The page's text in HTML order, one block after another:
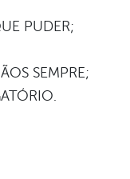
PUDER;
SEMPRE;